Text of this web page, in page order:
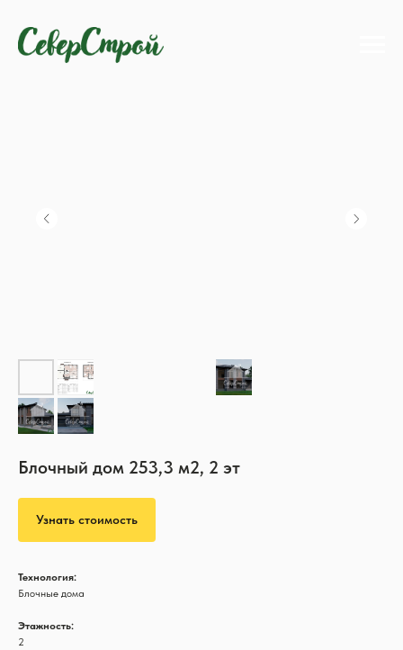
Блочный дом 253,3 м2, 2 эт
Узнать стоимость
Технология:
Блочные дома
Этажность:
2